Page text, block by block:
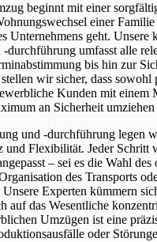
beginnt mit einer
einer Familie
Unternehmens geht. Unsere
durchführung umfasst alle
bis hin zur
wir sicher, dass sowohl
Kunden mit einem
an Sicherheit
und -durchführung legen
und Flexibilität. Jeder Schritt
– sei es die Wahl des
des Transports
Experten kümmern
auf das Wesentliche
Umzügen ist eine
oder